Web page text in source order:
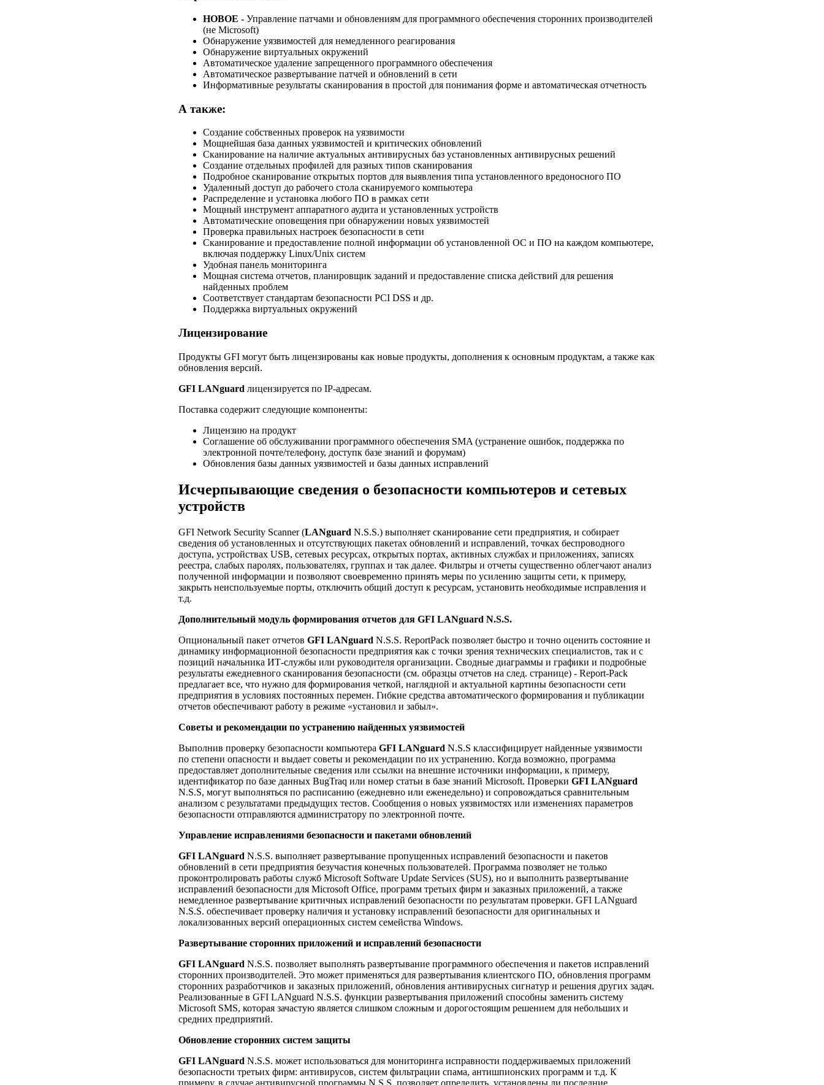
НОВОЕ - Управление патчами и обновлениям для программного обеспечения сторонних производителей
(не Microsoft)
Обнаружение уязвимостей для немедленного реагирования
Обнаружение виртуальных окружений
Автоматическое удаление запрещенного программного обеспечения
Автоматическое развертывание патчей и обновлений в сети
Информативные результаты сканирования в простой для понимания форме и автоматическая отчетность
А также:
Создание собственных проверок на уязвимости
Мощнейшая база данных уязвимостей и критических обновлений
Сканирование на наличие актуальных антивирусных баз установленных антивирусных решений
Создание отдельных профилей для разных типов сканирования
Подробное сканирование открытых портов для выявления типа установленного вредоносного ПО
Удаленный доступ до рабочего стола сканируемого компьютера
Распределение и установка любого ПО в рамках сети
Мощный инструмент аппаратного аудита и установленных устройств
Автоматические оповещения при обнаружении новых уязвимостей
Проверка правильных настроек безопасности в сети
Сканирование и предоставление полной информации об установленной ОС и ПО на каждом компьютере,
включая поддержку Linux/Unix систем
Удобная панель мониторинга
Мощная система отчетов, планировщик заданий и предоставление списка действий для решения
найденных проблем
Соответствует стандартам безопасности PCI DSS и др.
Поддержка виртуальных окружений
Лицензирование
Продукты GFI могут быть лицензированы как новые продукты, дополнения к основным продуктам, а также как
обновления версий.
GFI LANguard лицензируется по IP-адресам.
Поставка содержит следующие компоненты:
Лицензию на продукт
Соглашение об обслуживании программного обеспечения SMA (устранение ошибок, поддержка по
электронной почте/телефону, доступк базе знаний и форумам)
Обновления базы данных уязвимостей и базы данных исправлений
Исчерпывающие сведения о безопасности компьютеров и сетевых
устройств
GFI Network Security Scanner (LANguard N.S.S.) выполняет сканирование сети предприятия, и собирает
сведения об установленных и отсутствующих пакетах обновлений и исправлений, точках беспроводного
доступа, устройствах USB, сетевых ресурсах, открытых портах, активных службах и приложениях, записях
реестра, слабых паролях, пользователях, группах и так далее. Фильтры и отчеты существенно облегчают анализ
полученной информации и позволяют своевременно принять меры по усилению защиты сети, к примеру,
закрыть неиспользуемые порты, отключить общий доступ к ресурсам, установить необходимые исправления и
т.д.
Дополнительный модуль формирования отчетов для GFI LANguard N.S.S.
Опциональный пакет отчетов GFI LANguard N.S.S. ReportPack позволяет быстро и точно оценить состояние и
динамику информационной безопасности предприятия как с точки зрения технических специалистов, так и с
позиций начальника ИТ-службы или руководителя организации. Сводные диаграммы и графики и подробные
результаты ежедневного сканирования безопасности (см. образцы отчетов на след. странице) - Report-Pack
предлагает все, что нужно для формирования четкой, наглядной и актуальной картины безопасности сети
предприятия в условиях постоянных перемен. Гибкие средства автоматического формирования и публикации
отчетов обеспечивают работу в режиме «установил и забыл».
Советы и рекомендации по устранению найденных уязвимостей
Выполнив проверку безопасности компьютера GFI LANguard N.S.S классифицирует найденные уязвимости
по степени опасности и выдает советы и рекомендации по их устранению. Когда возможно, программа
предоставляет дополнительные сведения или ссылки на внешние источники информации, к примеру,
идентификатор по базе данных BugTraq или номер статьи в базе знаний Microsoft. Проверки GFI LANguard
N.S.S, могут выполняться по расписанию (ежедневно или еженедельно) и сопровождаться сравнительным
анализом с результатами предыдущих тестов. Сообщения о новых уязвимостях или изменениях параметров
безопасности отправляются администратору по электронной почте.
Управление исправлениями безопасности и пакетами обновлений
GFI LANguard N.S.S. выполняет развертывание пропущенных исправлений безопасности и пакетов
обновлений в сети предприятия безучастия конечных пользователей. Программа позволяет не только
проконтролировать работы служб Microsoft Software Update Services (SUS), но и выполнить развертывание
исправлений безопасности для Microsoft Office, программ третьих фирм и заказных приложений, а также
немедленное развертывание критичных исправлений безопасности по результатам проверки. GFI LANguard
N.S.S. обеспечивает проверку наличия и установку исправлений безопасности для оригинальных и
локализованных версий операционных систем семейства Windows.
Развертывание сторонних приложений и исправлений безопасности
GFI LANguard N.S.S. позволяет выполнять развертывание программного обеспечения и пакетов исправлений
сторонних производителей. Это может применяться для развертывания клиентского ПО, обновления программ
сторонних разработчиков и заказных приложений, обновления антивирусных сигнатур и решения других задач.
Реализованные в GFI LANguard N.S.S. функции развертывания приложений способны заменить систему
Microsoft SMS, которая зачастую является слишком сложным и дорогостоящим решением для небольших и
средних предприятий.
Обновление сторонних систем защиты
GFI LANguard N.S.S. может использоваться для мониторинга исправности поддерживаемых приложений
безопасности третьих фирм: антивирусов, систем фильтрации спама, антишпионских программ и т.д. К
примеру, в случае антивирусной программы N.S.S. позволяет определить, установлены ли последние